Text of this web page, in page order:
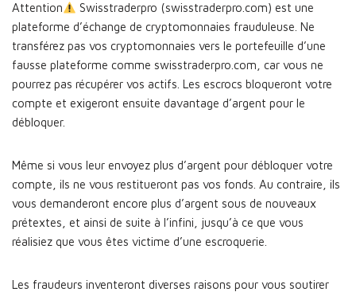
Attention
Swisstraderpro (swisstraderpro.com) est une
plateforme d’échange de cryptomonnaies frauduleuse. Ne
transférez pas vos cryptomonnaies vers le portefeuille d’une
fausse plateforme comme swisstraderpro.com, car vous ne
pourrez pas récupérer vos actifs. Les escrocs bloqueront votre
compte et exigeront ensuite davantage d’argent pour le
débloquer.
Même si vous leur envoyez plus d’argent pour débloquer votre
compte, ils ne vous restitueront pas vos fonds. Au contraire, ils
vous demanderont encore plus d’argent sous de nouveaux
prétextes, et ainsi de suite à l’infini, jusqu’à ce que vous
réalisiez que vous êtes victime d’une escroquerie.
Les fraudeurs inventeront diverses raisons pour vous soutirer